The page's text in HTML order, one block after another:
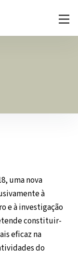
uma nova
à
e à investigação
constituir-
eficaz na
do